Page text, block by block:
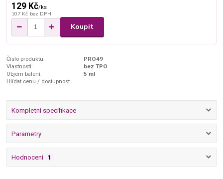
129 Kč/ks
107 Kč bez DPH
Koupit
Číslo produktu:
PRO49
Vlastnosti:
bez TPO
Objem balení:
5 ml
Hlídat cenu / dostupnost
Kompletní specifikace
Parametry
Hodnocení 1